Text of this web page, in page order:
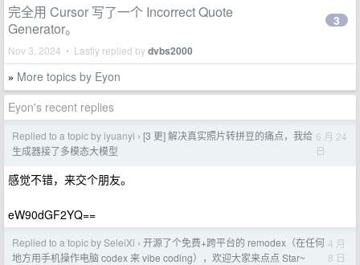
完全用 Cursor 写了一个 Incorrect Quote
Generator。
Nov 3, 2024 • Lastly replied bydvbs2000
3
» More topics by Eyon
Eyon's recent replies
Replied to a topic by iyuanyi › [3 更] 解决真实照片转拼豆的痛点，我给
生成器接了多模态大模型
6 月 24
日
感觉不错，来交个朋友。
eW90dGF2YQ==
Replied to a topic by SeleiXi › 开源了个免费+跨平台的 remodex（在任何
地方用手机操作电脑 codex 来 vibe coding），欢迎大家来点点 Star~
4 月
8 日